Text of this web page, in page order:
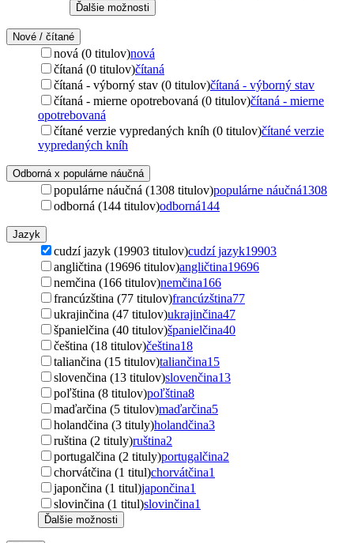
Ďalšie možnosti
Nové / čítané
nová (0 titulov)nová
čítaná (0 titulov)čítaná
čítaná - výborný stav (0 titulov)čítaná - výborný stav
čítaná - mierne opotrebovaná (0 titulov)čítaná - mierne
opotrebovaná
čítané verzie vypredaných kníh (0 titulov)čítané verzie
vypredaných kníh
Odborná x populárne náučná
populárne náučná (1308 titulov)populárne náučná1308
odborná (144 titulov)odborná144
Jazyk
cudzí jazyk (19903 titulov)cudzí jazyk19903
angličtina (19696 titulov)angličtina19696
nemčina (166 titulov)nemčina166
francúzština (77 titulov)francúzština77
ukrajinčina (47 titulov)ukrajinčina47
španielčina (40 titulov)španielčina40
čeština (18 titulov)čeština18
taliančina (15 titulov)taliančina15
slovenčina (13 titulov)slovenčina13
poľština (8 titulov)poľština8
maďarčina (5 titulov)maďarčina5
holandčina (3 tituly)holandčina3
ruština (2 tituly)ruština2
portugalčina (2 tituly)portugalčina2
chorvátčina (1 titul)chorvátčina1
japončina (1 titul)japončina1
slovinčina (1 titul)slovinčina1
Ďalšie možnosti